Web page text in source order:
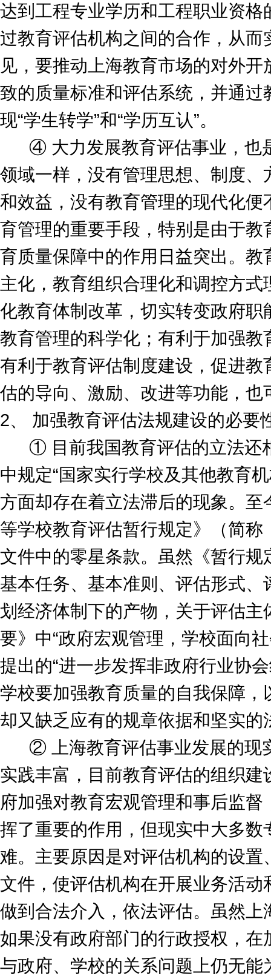
达到工程专业学历和工程职业资
过教育评估机构之间的合作，从而
见，要推动上海教育市场的对外
致的质量标准和评估系统，并通过
现“学生转学”和“学历互认”。
④ 大力发展教育评估事业，也
领域一样，没有管理思想、制度
和效益，没有教育管理的现代化
育管理的重要手段，特别是由于
育质量保障中的作用日益突出。
主化，教育组织合理化和调控方
化教育体制改革，切实转变政府
教育管理的科学化；有利于加强
有利于教育评估制度建设，促进
估的导向、激励、改进等功能，
2、 加强教育评估法规建设的必要
① 目前我国教育评估的立法还
中规定“国家实行学校及其他教育
方面却存在着立法滞后的现象。
等学校教育评估暂行规定》（简
文件中的零星条款。虽然《暂行
基本任务、基本准则、评估形式
划经济体制下的产物，关于评估
要》中“政府宏观管理，学校面向
提出的“进一步发挥非政府行业协
学校要加强教育质量的自我保障
却又缺乏应有的规章依据和坚实的
② 上海教育评估事业发展的现
实践丰富，目前教育评估的组织
府加强对教育宏观管理和事后监
挥了重要的作用，但现实中大多
难。主要原因是对评估机构的设
文件，使评估机构在开展业务活
做到合法介入，依法评估。虽然
如果没有政府部门的行政授权，
与政府、学校的关系问题上仍无